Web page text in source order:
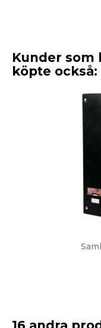
Kunder som
köpte också: